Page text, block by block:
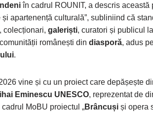
în cadrul ROUNIT, a descris această
și apartenență culturală”, subliniind că
colecționari, galeriști, curatori și publicul
românești din diasporă, adus
.
vine și cu un proiect care depășește
Eminescu UNESCO, reprezentat de
MoBU proiectul „Brâncuși și opera